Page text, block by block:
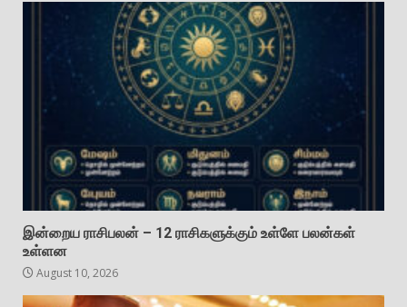
இன்றைய ராசிபலன் – 12 ராசிகளுக்கும் உள்ளே பலன்கள்
உள்ளன
August 10, 2026